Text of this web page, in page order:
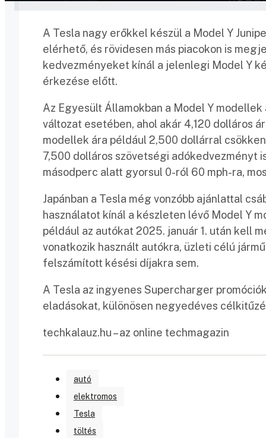
A Tesla nagy erőkkel készül a Model Y
elérhető, és rövidesen más piacokon is
kedvezményeket kínál a jelenlegi Model Y
érkezése előtt.
Az Egyesült Államokban a Model Y
változat esetében, ahol akár 4,120 dolláros
modellek ára például 2,500 dollárral
7,500 dolláros szövetségi adókedvezményt
másodperc alatt gyorsul 0-ról 60 mph-ra,
Japánban a Tesla még vonzóbb ajánlattal
használatot kínál a készleten lévő Model Y
például az autókat 2025. január 1. után kell
vonatkozik használt autókra, üzleti célú
felszámított késési díjakra sem.
A Tesla az ingyenes Supercharger
eladásokat, különösen negyedéves
techkalauz.hu – az online techmagazin
autó
elektromos
Tesla
töltés